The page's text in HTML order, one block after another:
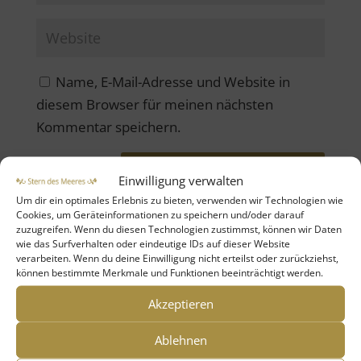
Einwilligung verwalten
Um dir ein optimales Erlebnis zu bieten, verwenden wir Technologien wie
Cookies, um Geräteinformationen zu speichern und/oder darauf
zuzugreifen. Wenn du diesen Technologien zustimmst, können wir Daten
wie das Surfverhalten oder eindeutige IDs auf dieser Website
verarbeiten. Wenn du deine Einwilligung nicht erteilst oder zurückziehst,
können bestimmte Merkmale und Funktionen beeinträchtigt werden.
Akzeptieren
Ablehnen
Name, E-Mail-Adresse und Website in
diesem Browser für meinen nächsten
Kommentar speichern.
Neueste Beiträge